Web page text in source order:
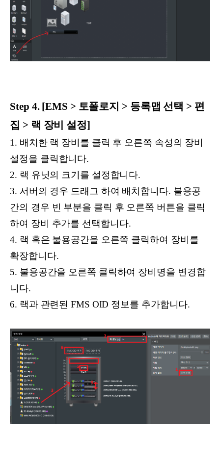
Step 4. [EMS > 토폴로지 > 등록맵 선택 > 편
집 > 랙 장비 설정]
1. 배치한 랙 장비를 클릭 후 오른쪽 속성의 장비
설정을 클릭합니다.
2. 랙 유닛의 크기를 설정합니다.
3. 서버의 경우 드래그 하여 배치합니다. 불용공
간의 경우 빈 부분을 클릭 후 오른쪽 버튼을 클릭
하여 장비 추가를 선택합니다.
4. 랙 혹은 불용공간을 오른쪽 클릭하여 장비를
확장합니다.
5. 불용공간을 오른쪽 클릭하여 장비명을 변경합
니다.
6. 랙과 관련된 FMS OID 정보를 추가합니다.